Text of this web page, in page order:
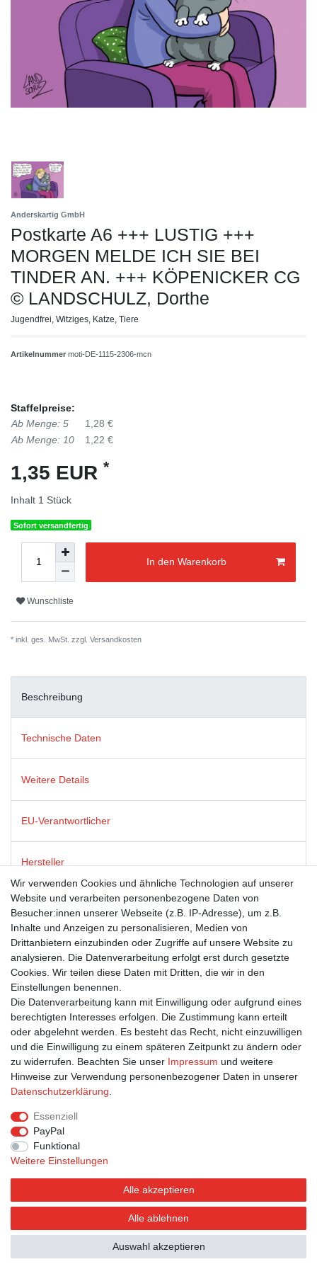
Anderskartig GmbH
Postkarte A6 +++ LUSTIG +++
MORGEN MELDE ICH SIE BEI
TINDER AN. +++ KÖPENICKER CG
© LANDSCHULZ, Dorthe
Jugendfrei, Witziges, Katze, Tiere
Artikelnummer moti-DE-1115-2306-mcn
Staffelpreise:
Ab Menge: 5
1,28 €
Ab Menge: 10
1,22 €
1,35 EUR *
Inhalt 1 Stück
Sofort versandfertig
In den Warenkorb
Wunschliste
* inkl. ges. MwSt. zzgl. Versandkosten
Beschreibung
Technische Daten
Weitere Details
EU-Verantwortlicher
Hersteller
Postkarten von modern times zeichnen sich durch satte Farben,
beste Bildqualität und stabiles 365g Algro Design-Papier aus.
Suchbegriffe
Jugendfrei|Witziges|Katze
Bestellung widerrufen
Wir verwenden Cookies und ähnliche Technologien auf unserer
Website und verarbeiten personenbezogene Daten von
Besucher:innen unserer Webseite (z.B. IP-Adresse), um z.B.
Inhalte und Anzeigen zu personalisieren, Medien von
Drittanbietern einzubinden oder Zugriffe auf unsere Website zu
analysieren. Die Datenverarbeitung erfolgt erst durch gesetzte
Cookies. Wir teilen diese Daten mit Dritten, die wir in den
Einstellungen benennen.
Die Datenverarbeitung kann mit Einwilligung oder aufgrund eines
berechtigten Interesses erfolgen. Die Zustimmung kann erteilt
oder abgelehnt werden. Es besteht das Recht, nicht einzuwilligen
und die Einwilligung zu einem späteren Zeitpunkt zu ändern oder
zu widerrufen. Beachten Sie unser Impressum und weitere
Hinweise zur Verwendung personenbezogener Daten in unserer
Daten­schutz­erklärung
Essenziell
PayPal
Funktional
Weitere Einstellungen
Alle akzeptieren
Alle ablehnen
Auswahl akzeptieren